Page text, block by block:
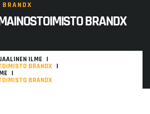
BRANDX
ILME
BRANDX
BRANDX